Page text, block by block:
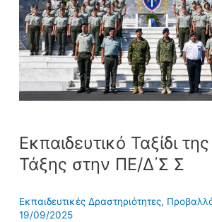
Εκπαιδευτικό Ταξίδι
Τάξης στην ΠE/Δ΄Σ Σ
Εκπαιδευτικές Δραστηριότητες,
19/09/2025
της
IVης
Τάξης
στην
ΠE/
Δ΄Σ
Σ